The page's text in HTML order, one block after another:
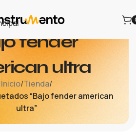
fender
ultra
Inicio/Tienda/
“Bajo fender american
ultra”